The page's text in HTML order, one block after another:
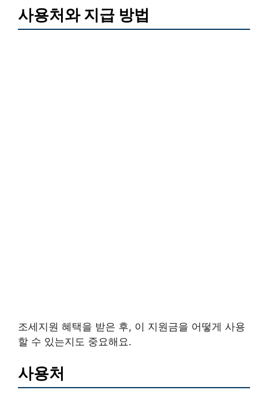
사용처와 지급 방법
조세지원 혜택을 받은 후, 이 지원금을 어떻게 사용
할 수 있는지도 중요해요.
사용처